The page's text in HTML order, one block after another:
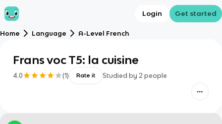
Login Get started
Home Language A-Level French
Frans voc T5: la cuisine
4.0 (1) Rate it Studied by 2 people